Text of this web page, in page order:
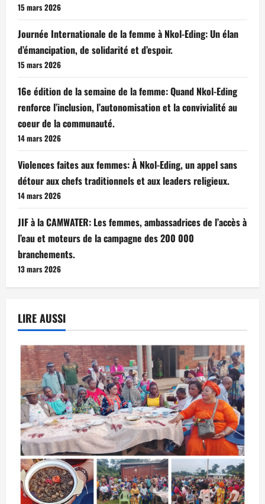
15 mars 2026
Journée Internationale de la femme à Nkol-Eding: Un élan
d’émancipation, de solidarité et d’espoir.
15 mars 2026
16e édition de la semaine de la femme: Quand Nkol-Eding
renforce l’inclusion, l’autonomisation et la convivialité au
coeur de la communauté.
14 mars 2026
Violences faites aux femmes: À Nkol-Eding, un appel sans
détour aux chefs traditionnels et aux leaders religieux.
14 mars 2026
JIF à la CAMWATER: Les femmes, ambassadrices de l’accès à
l’eau et moteurs de la campagne des 200 000
branchements.
13 mars 2026
LIRE AUSSI